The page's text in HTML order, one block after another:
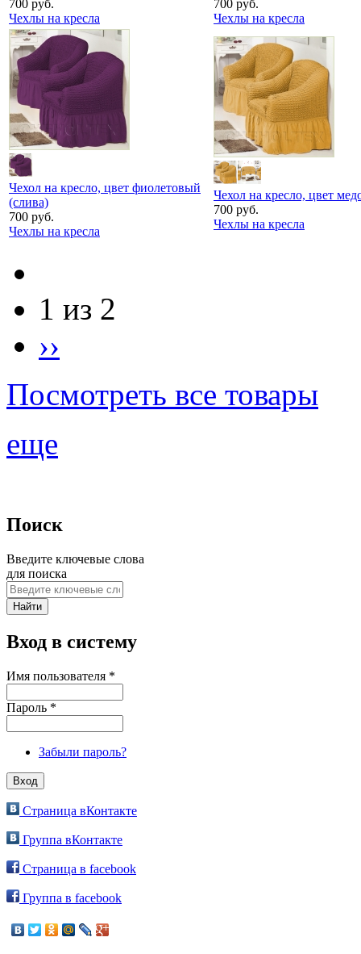
700 руб.
Чехлы на кресла
700 руб.
Чехлы на кресла
Чехол на кресло, цвет фиолетовый
(слива)
700 руб.
Чехлы на кресла
Чехол на кресло, цвет
700 руб.
Чехлы на кресла
1 из 2
››
Посмотреть все товары
еще
Поиск
Введите ключевые слова
для поиска
Вход в систему
Имя пользователя *
Пароль *
Забыли пароль?
Страница вКонтакте
Группа вКонтакте
Страница в facebook
Группа в facebook